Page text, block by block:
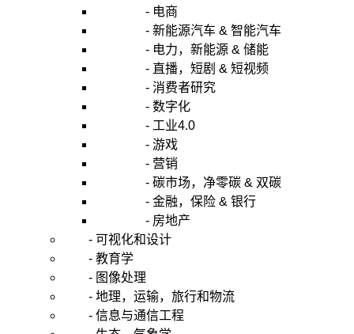
- 电商
- 新能源汽车 & 智能汽车
- 电力，新能源 & 储能
- 直播，短剧 & 短视频
- 消费者研究
- 数字化
- 工业4.0
- 游戏
- 营销
- 碳市场，净零碳 & 双碳
- 金融，保险 & 银行
- 房地产
- 可视化和设计
- 教育学
- 图像处理
- 地理，运输，旅行和物流
- 信息与通信工程